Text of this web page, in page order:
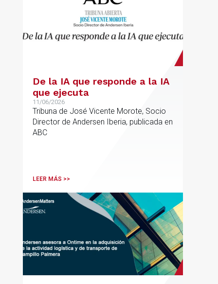
De la IA que responde a la IA
que ejecuta
11/06/2026
Tribuna de José Vicente Morote, Socio
Director de Andersen Iberia, publicada en
ABC
LEER MÁS >>